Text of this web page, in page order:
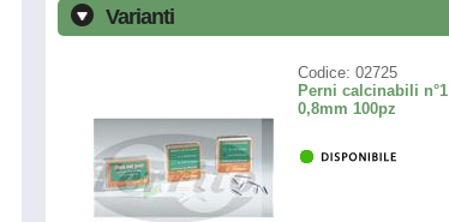
Varianti
Codice: 02725
Perni calcinabili n°1
0,8mm 100pz